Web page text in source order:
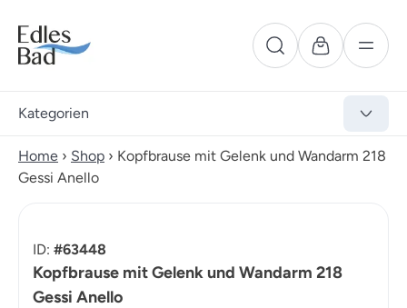
Kategorien
Home › Shop › Kopfbrause mit Gelenk und Wandarm 218
Gessi Anello
ID: #63448
Kopfbrause mit Gelenk und Wandarm 218
Gessi Anello